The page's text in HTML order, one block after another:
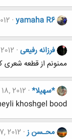
yamaha R6
فرزانه رفیعی
ممنونم از قطعه شعری
*سهیلا* 2012
khoshgel bood
محـسن ز 2012